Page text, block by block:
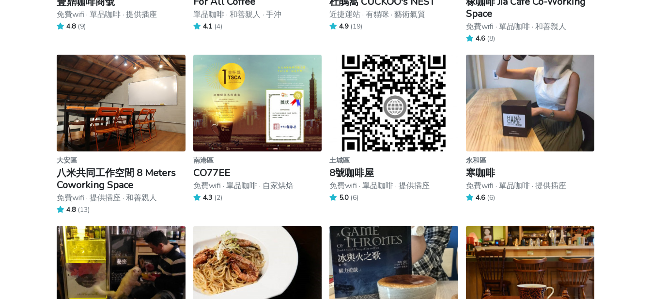
免費wifi · 單品咖啡 · 提供插座
4.8 (9)
單品咖啡 · 和善親人 · 手沖
4.1 (4)
近捷運站 · 有貓咪 · 藝術氣質
4.9 (19)
Space
免費wifi · 單品咖啡 · 和善親人
4.6 (8)
大安區
八米共同工作空間 8 Meters
Coworking Space
免費wifi · 提供插座 · 和善親人
4.8 (13)
南港區
CO77EE
免費wifi · 單品咖啡 · 自家烘焙
4.3 (2)
土城區
8號咖啡屋
免費wifi · 單品咖啡 · 提供插座
5.0 (6)
永和區
寒咖啡
免費wifi · 單品咖啡 · 提供插座
4.6 (6)